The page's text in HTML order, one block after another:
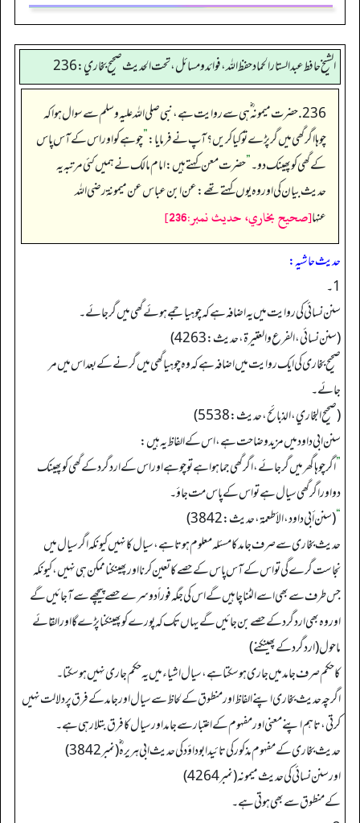
الشيخ حافط عبدالستار الحماد حفظ الله، فوائد و مسائل، تحت الحديث صحيح بخاري:236
236. حضرت میمونہ ؓ ہی سے روایت ہے، نبی صلی اللہ علیہ وسلم سے سوال ہوا کہ
چوہا اگر گھی میں گر پڑے تو کیا کریں؟ آپ نے فرمایا:”چوہے کو اور اس کے آس پاس
کے گھی کو پھینک دو۔”حضرت معن کہتے ہیں: امام مالک نے ہمیں کئی مرتبہ یہ
حدیث بیان کی اور وہ یوں کہتے تھے: عن ابن عباس عن ميمونة رضى الله
عنها[صحيح بخاري، حديث نمبر:236]
حدیث حاشیہ:
1۔
سنن نسائی کی روایت میں یہ اضافہ ہے کہ چوہیا جمے ہوئے گھی میں گرجائے۔
(سنن نسائي، الفرع والعتیرة، حديث: 4263)
صحیح بخاری کی ایک روایت میں اضافہ ہے کہ وہ چوہیا گھی میں گرنے کے بعد اس میں مر
جائے۔
(صحیح البخاري، الذبائح، حدیث: 5538)
سنن ابی داود میں مزید وضاحت ہے، اس کے الفاظ یہ ہیں:
”اگرچوہا گھر میں گرجائے، اگرگھی جما ہوا ہے تو چوہے اور اس کے اردگرد کے گھی کو پھینک
دواور اگرگھی سیال ہے تو اس کے پاس مت جاؤ۔
“(سنن أبي داود، الأطعمة، حدیث: 3842)
حدیث بخاری سے صرف جامد کا مسئلہ معلوم ہوتا ہے، سیال کا نہیں کیونکہ اگر سیال میں
نجاست گرے گی تو اس کے آس پاس کے حصے کا تعین کرنا اور پھینکنا ممکن ہی نہیں، کیونکہ
جس طرف سے بھی اسے الٹنا چاہیں گے اس کی جگہ فوراً دوسرے حصے پیچھے سے آجائیں گے
اور وہ بھی اردگرد کے حصے بن جائیں گے یہاں تک کہ پورے کو پھینکنا پڑے گا اور القائے
ماحول (اردگرد کے پھینکنے)
کا حکم صرف جامد میں جاری ہو سکتا ہے، سیال اشیاء میں یہ حکم جاری نہیں ہوسکتا۔
اگرچہ حدیث بخاری اپنے الفاظ اور منطوق کے لحاظ سے سیال اور جامد کے فرق پر دلالت نہیں
کرتی، تاہم اپنے معنی اور مفہوم کے اعتبار سے جامد اور سیال کا فرق بتلارہی ہے۔
حدیث بخاری کے مفہوم مذکور کی تائید ابوداؤد کی حدیث ابی ہریرہ ؓ (نمبر3842)
اور سنن نسائی کی حدیث میمونہ (نمبر 4264)
کے منطوق سے بھی ہوتی ہے۔